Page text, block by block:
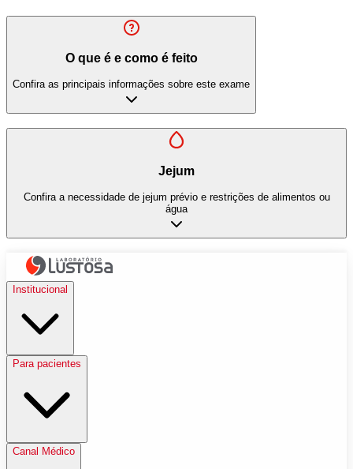
O que é e como é feito
Confira as principais informações sobre este exame
Jejum
Confira a necessidade de jejum prévio e restrições de alimentos ou
água
Institucional
Para pacientes
Canal Médico